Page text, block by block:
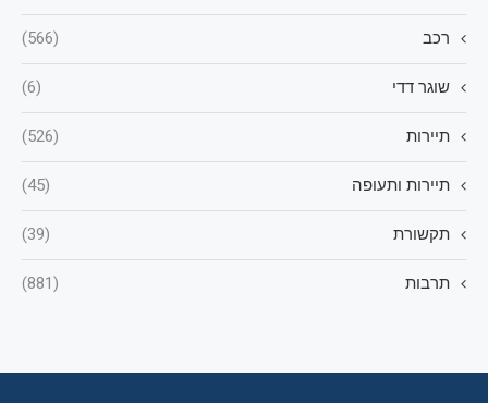
רכב (566)
שוגר דדי (6)
תיירות (526)
תיירות ותעופה (45)
תקשורת (39)
תרבות (881)